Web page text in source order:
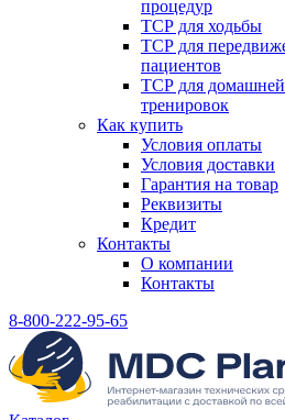
процедур
ТСР для ходьбы
ТСР для
пациентов
ТСР для
тренировок
Как купить
Условия оплаты
Условия доставки
Гарантия на товар
Реквизиты
Кредит
Контакты
О компании
Контакты
8-800-222-95-65